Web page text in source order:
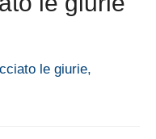
le giurie,